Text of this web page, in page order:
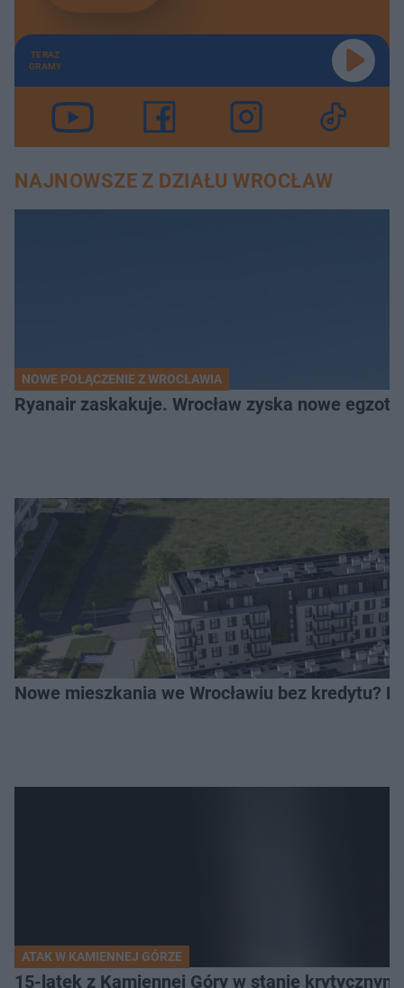
TERAZ
GRAMY
NAJNOWSZE Z DZIAŁU WROCŁAW
NOWE POŁĄCZENIE Z WROCŁAWIA
Ryanair zaskakuje. Wrocław zyska nowe
Nowe mieszkania we Wrocławiu bez kredytu?
ATAK W KAMIENNEJ GÓRZE
15-latek z Kamiennej Góry w stanie